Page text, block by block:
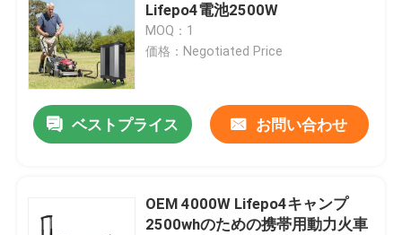
Lifepo4電池2500W
MOQ：1
価格：Negotiated Price
ベストプライス お問い合わせ
OEM 4000W Lifepo4キャンプ
2500whのための携帯用動力火車